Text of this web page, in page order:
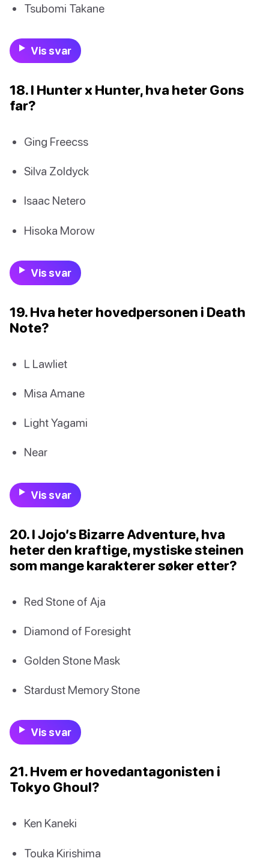
Tsubomi Takane
Vis svar
18. I Hunter x Hunter, hva heter Gons
far?
Ging Freecss
Silva Zoldyck
Isaac Netero
Hisoka Morow
Vis svar
19. Hva heter hovedpersonen i Death
Note?
L Lawliet
Misa Amane
Light Yagami
Near
Vis svar
20. I Jojo’s Bizarre Adventure, hva
heter den kraftige, mystiske steinen
som mange karakterer søker etter?
Red Stone of Aja
Diamond of Foresight
Golden Stone Mask
Stardust Memory Stone
Vis svar
21. Hvem er hovedantagonisten i
Tokyo Ghoul?
Ken Kaneki
Touka Kirishima